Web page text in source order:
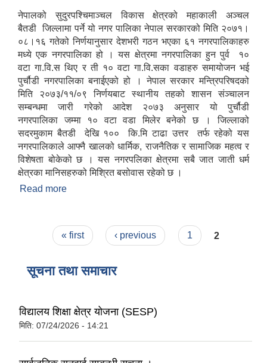
नेपालको सुदुरपश्चिमाञ्चल विकास क्षेत्रको महाकाली अञ्चल
बैतडी जिल्लामा पर्ने यो नगर पालिका नेपाल सरकारको मिति २०७१।
०८।१६ गतेको निर्णयानुसार देशभरी गठन भएका ६१ नगरपालिकाहरु
मध्ये एक नगरपालिका हो । यस क्षेत्रमा नगरपालिका हुन पुर्व १०
वटा गा.वि.स थिए र ती १० वटा गा.वि.सका वडाहरु समायोजन भई
पुर्चौडी नगरपालिका बनाईएको हो । नेपाल सरकार मन्त्रिपरिषदको
मिति २०७३/११/०९ निर्णयबाट स्थानीय तहको शासन संञ्चालन
सम्बन्धमा जारी गरेको आदेश २०७३ अनुसार यो पुर्चौडी
नगरपालिका जम्मा १० वटा वडा मिलेर बनेको छ । जिल्लाको
सदरमुकाम बैतडी देखि १०० कि.मि टाढा उत्तर तर्फ रहेको यस
नगरपालिकाले आफ्नै खालको धार्मिक, राजनैतिक र सामाजिक महत्व र
विशेषता बोकेको छ । यस नगरपलिका क्षेत्रमा सबै जात जाती धर्म
क्षेत्रका मानिसहरुको मिश्रित बसोवास रहेको छ ।
Read more
Pages« first ‹ previous 1 2
सूचना तथा समाचार
विद्यालय शिक्षा क्षेत्र योजना (SESP)
मिति: 07/24/2026 - 14:21